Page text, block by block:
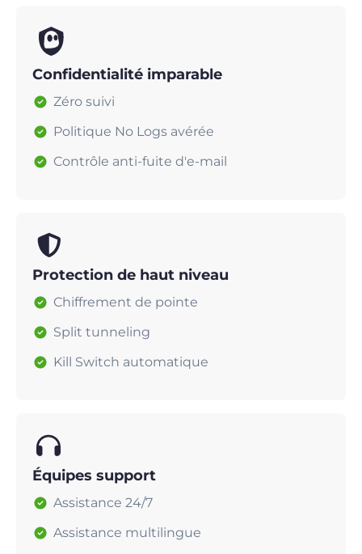
Confidentialité imparable
Zéro suivi
Politique No Logs avérée
Contrôle anti-fuite d'e-mail
Protection de haut niveau
Chiffrement de pointe
Split tunneling
Kill Switch automatique
Équipes support
Assistance 24/7
Assistance multilingue